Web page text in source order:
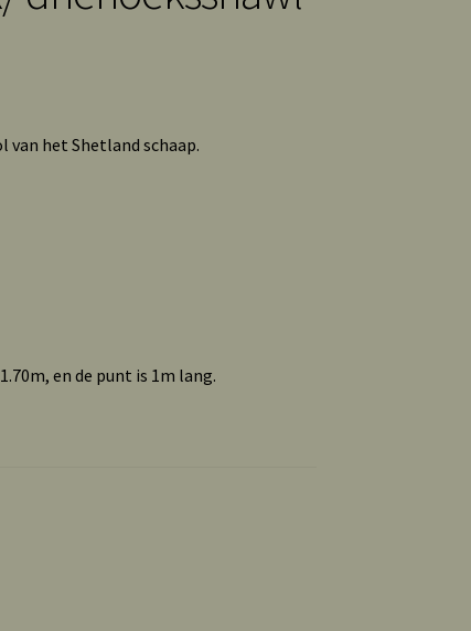
van het Shetland schaap.
en de punt is 1m lang.